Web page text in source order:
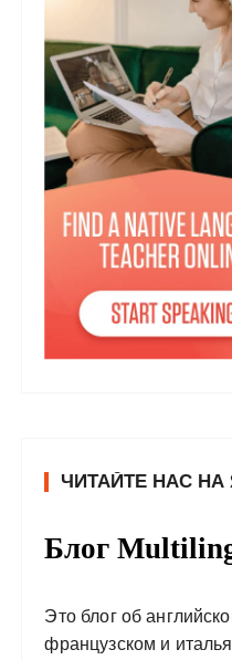
ЧИТАЙТЕ НАС НА
Блог
Это блог об
французском и